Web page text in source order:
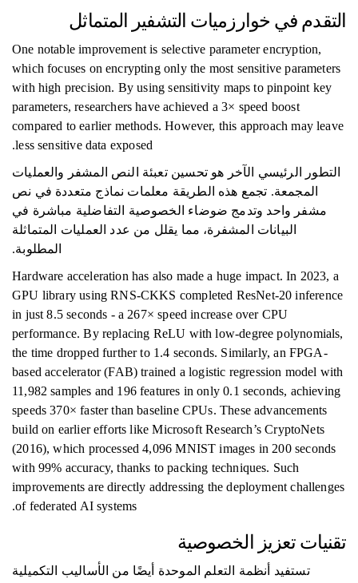
التقدم في خوارزميات التشفير المتماثل
One notable improvement is selective parameter encryption,
which focuses on encrypting only the most sensitive parameters
with high precision. By using sensitivity maps to pinpoint key
parameters, researchers have achieved a 3× speed boost
compared to earlier methods. However, this approach may leave
less sensitive data exposed.
التطور الرئيسي الآخر هو تحسين تعبئة النص المشفر والعمليات
المجمعة. تجمع هذه الطريقة معلمات نماذج متعددة في نص
مشفر واحد وتدمج ضوضاء الخصوصية التفاضلية مباشرة في
البيانات المشفرة، مما يقلل من عدد العمليات المتماثلة
المطلوبة.
Hardware acceleration has also made a huge impact. In 2023, a
GPU library using RNS-CKKS completed ResNet-20 inference
in just 8.5 seconds - a 267× speed increase over CPU
performance. By replacing ReLU with low-degree polynomials,
the time dropped further to 1.4 seconds. Similarly, an FPGA-
based accelerator (FAB) trained a logistic regression model with
11,982 samples and 196 features in only 0.1 seconds, achieving
speeds 370× faster than baseline CPUs. These advancements
build on earlier efforts like Microsoft Research’s CryptoNets
(2016), which processed 4,096 MNIST images in 200 seconds
with 99% accuracy, thanks to packing techniques. Such
improvements are directly addressing the deployment challenges
of federated AI systems.
تقنيات تعزيز الخصوصية
تستفيد أنظمة التعلم الموحدة أيضًا من الأساليب التكميلية